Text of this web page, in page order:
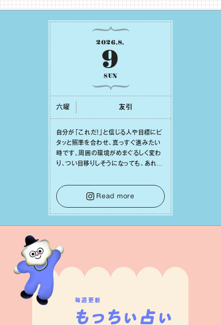
2026.8.
9
SUN
六曜 友引
⾃分が「これだ！」と信じる⼈や⽬標にピ
タッと照準を合わせ、真っすぐ進みたい
時です。周囲の環境がめまぐるしく変わ
り、つい⽬移りしそうになっても、あれこ
をそっと⼿放し、⽬の前のことに集中しま
しょう。そのブレない決意が、あなたにと
って有意義で安定した成果を引き寄せま
す。
Read more
毎週更新